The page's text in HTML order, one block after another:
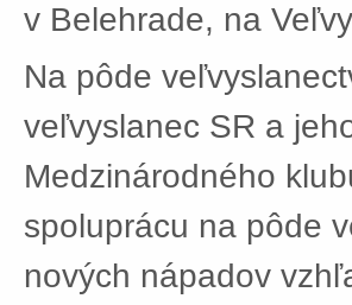
v Belehrade, na
Na pôde
veľvyslanec SR a
Medzinárodného
spoluprácu na pôde
nových nápadov